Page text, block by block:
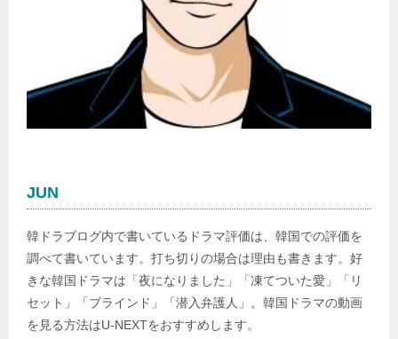
JUN
韓ドラブログ内で書いているドラマ評価は、韓国での評価を
調べて書いています。打ち切りの場合は理由も書きます。好
きな韓国ドラマは「夜になりました」「凍てついた愛」「リ
セット」「ブラインド」「潜入弁護人」。韓国ドラマの動画
を見る方法はU-NEXTをおすすめします。